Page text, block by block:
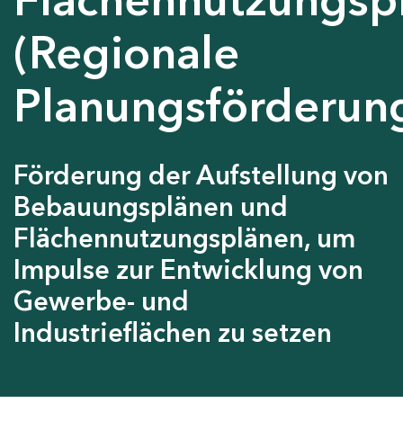
(Regionale
Förderung der Aufstellung von
Bebauungsplänen und
Flächennutzungsplänen, um
Impulse zur Entwicklung von
Gewerbe- und
Industrieflächen zu setzen